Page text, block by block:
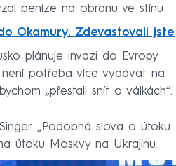
peníze na obranu ve stínu
Okamury. Zdevastovali jste
plánuje invazi do Evropy
není potřeba více vydávat na
„přestali snít o válkách“.
„Podobná slova o útoku
útoku Moskvy na Ukrajinu.